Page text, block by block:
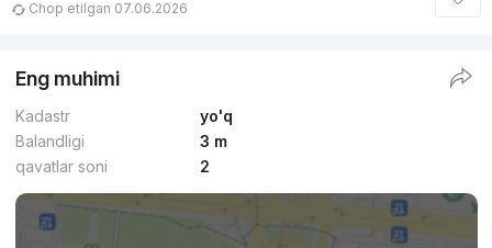
Chop etilgan 07.06.2026
Eng muhimi
Kadastr
yo'q
Balandligi
3 m
qavatlar soni
2